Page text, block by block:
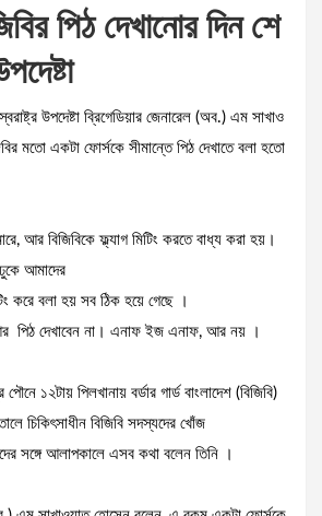
পিঠ দেখানোর দিন শে
উপদেষ্টা ব্রিগেডিয়ার জেনারেল (অব.) এম সাখাও
মতো একটা ফোর্সকে সীমান্তে পিঠ দেখাতে বলা হতো
আর বিজিবিকে ফ্ল্যাগ মিটিং করতে বাধ্য করা হয়।
আমাদের
করে বলা হয় সব ঠিক হয়ে গেছে ।
পিঠ দেখাবেন না। এনাফ ইজ এনাফ, আর নয় ।
১২টায় পিলখানায় বর্ডার গার্ড বাংলাদেশ (বিজিবি)
চিকিৎসাধীন বিজিবি সদস্যদের খোঁজ
সঙ্গে আলাপকালে এসব কথা বলেন তিনি ।